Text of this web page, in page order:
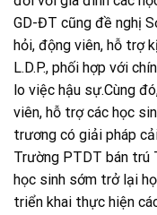
GD-ĐT cũng đề nghị
hỏi, động viên, hỗ trợ
L.D.P., phối hợp với
lo việc hậu sự.Cùng
viên, hỗ trợ các học
trương có giải pháp
Trường PTDT bán trú
học sinh sớm trở lại
triển khai thực hiện